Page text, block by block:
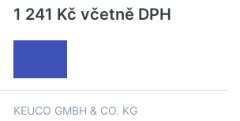
1 241 Kč včetně DPH
KEUCO GMBH & CO. KG